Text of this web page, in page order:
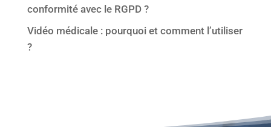
conformité avec le RGPD ?
Vidéo médicale : pourquoi et comment l’utiliser
?